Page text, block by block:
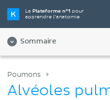
La Plateforme n°1 pour
apprendre l’anatomie
Sommaire
Choisissez votre
Vidéos
Poumons
Alvéoles